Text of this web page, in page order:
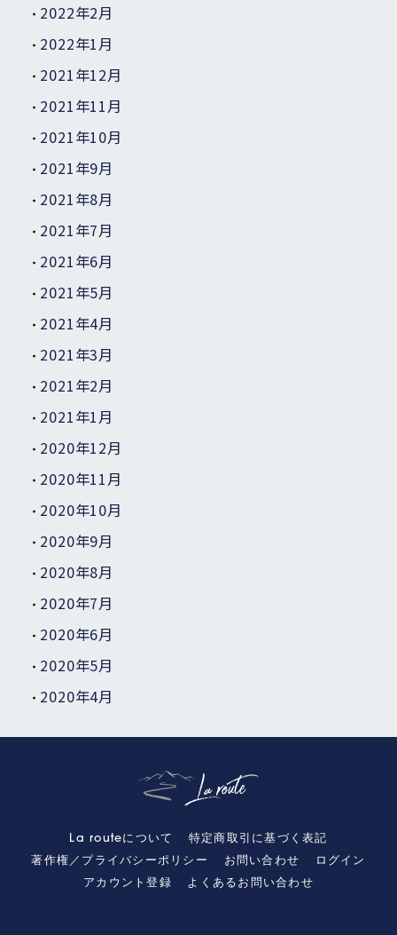
2022年2月
2022年1月
2021年12月
2021年11月
2021年10月
2021年9月
2021年8月
2021年7月
2021年6月
2021年5月
2021年4月
2021年3月
2021年2月
2021年1月
2020年12月
2020年11月
2020年10月
2020年9月
2020年8月
2020年7月
2020年6月
2020年5月
2020年4月
La routeについて 特定商取引に基づく表記
著作権／プライバシーポリシー お問い合わせ ログイン
アカウント登録 よくあるお問い合わせ